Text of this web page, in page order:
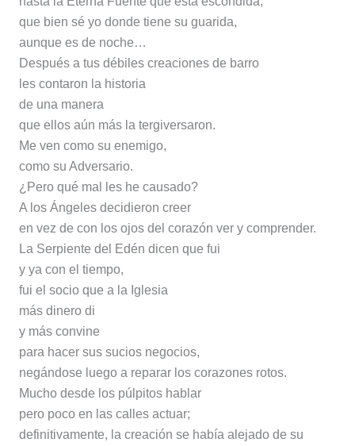
que bien sé yo donde tiene su guarida,
aunque es de noche…
Después a tus débiles creaciones de barro
les contaron la historia
de una manera
que ellos aún más la tergiversaron.
Me ven como su enemigo,
como su Adversario.
¿Pero qué mal les he causado?
A los Ángeles decidieron creer
en vez de con los ojos del corazón ver y comprender.
La Serpiente del Edén dicen que fui
y ya con el tiempo,
fui el socio que a la Iglesia
más dinero di
y más convine
para hacer sus sucios negocios,
negándose luego a reparar los corazones rotos.
Mucho desde los púlpitos hablar
pero poco en las calles actuar;
definitivamente, la creación se había alejado de su